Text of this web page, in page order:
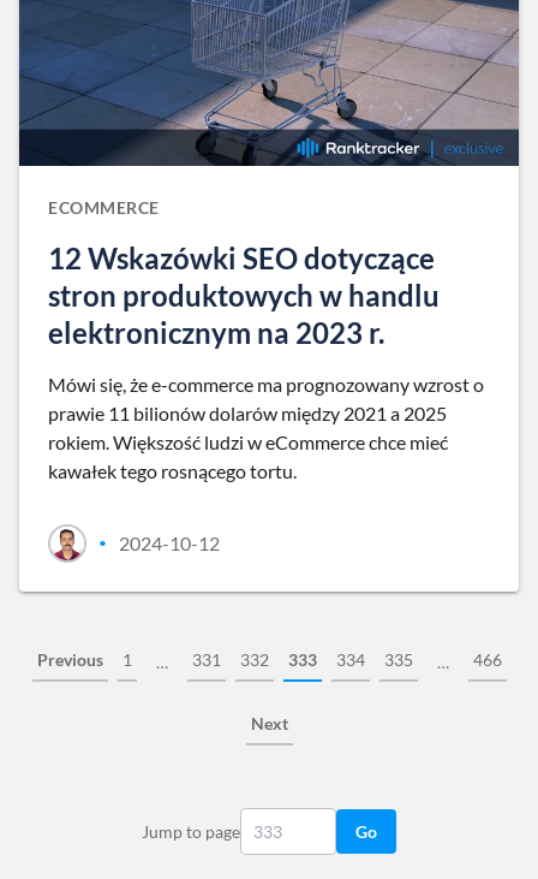
ECOMMERCE
12 Wskazówki SEO dotyczące
stron produktowych w handlu
elektronicznym na 2023 r.
Mówi się, że e-commerce ma prognozowany wzrost o
prawie 11 bilionów dolarów między 2021 a 2025
rokiem. Większość ludzi w eCommerce chce mieć
kawałek tego rosnącego tortu.
• 2024-10-12
Previous 1 … 331 332 333 334 335 … 466
Next
Jump to page Go